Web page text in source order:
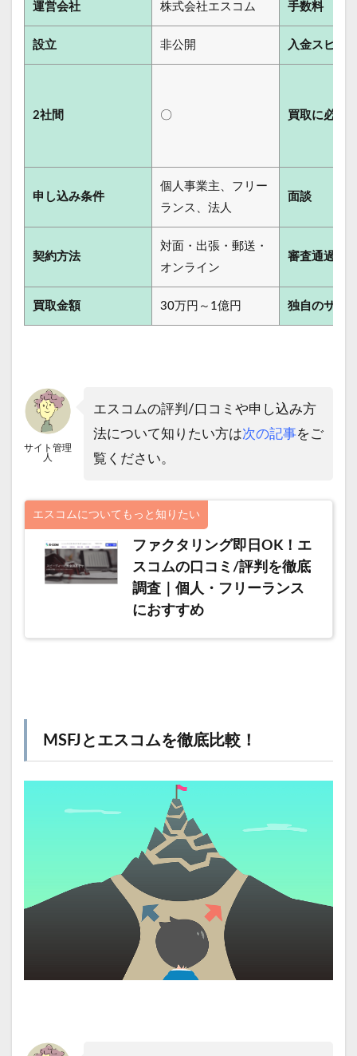
運営会社 株式会社エスコム 手数料
設立 非公開 入金スピー
2社間 〇 買取に必要
申し込み条件
個人事業主、フリー
ランス、法人
面談
契約方法
対面・出張・郵送・
オンライン
審査通過率
買取金額 30万円～1億円 独自のサー
サイト管理
人
エスコムの評判/口コミや申し込み方
法について知りたい方は次の記事をご
覧ください。
エスコムについてもっと知りたい
ファクタリング即日OK！エ
スコムの口コミ/評判を徹底
調査｜個人・フリーランス
におすすめ
MSFJとエスコムを徹底比較！